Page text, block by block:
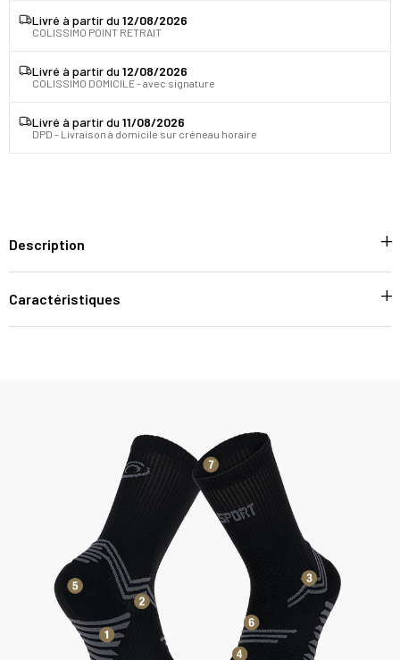
Livré à partir du 12/08/2026
COLISSIMO POINT RETRAIT
Livré à partir du 12/08/2026
COLISSIMO DOMICILE - avec signature
Livré à partir du 11/08/2026
DPD - Livraison à domicile sur créneau horaire
Description
Caractéristiques